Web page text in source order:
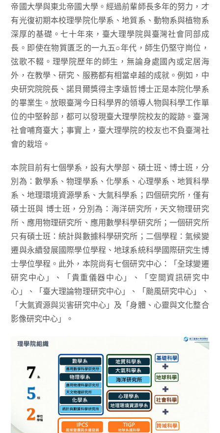
帝國大學與東北帝國大學。經過前輩師長多年的努力，才
有光復初期本校理學院化學系、地質系、動物系與植物系
深厚的基礎。七十年來，臺大理學院與臺灣社會同部成
長。即使在物質匱乏的一九五○年代，師生仍堅守崗位，
弦歌不輟。理學院歷年的師生，無論身處國內或定居海
外，在教學、研究、服務都有相當卓越的成就。例如，中
央研究院院長、諾貝爾獎得主李遠哲博士正是本院化學系
的畢業生。放眼臺灣今日科學界的領導人物與科學工作單
位的中堅幹部，都可以發現臺大理學院校友的蹤跡。臺灣
社會哺育臺大；事實上，臺大理學院的校友也不負臺灣社
會的栽培。
本院目前有七個學系，設有大學部、碩士班、博士班，分
別為：數學系、物理學系、化學系、心理學系、地質科學
系、地理環境資源學系、大氣科學系；四個研究所，僅有
碩士班與 博士班，分別為：海洋研究所，天文物理研究
所、應用物理研究所、應用數學科學研究所；一個研究所
只有碩士班：統計與數據科學研究所；二個學程：氣候變
遷與永續發展國際學位學程、地球系統科學國際研究生博
士學位學程。此外，本院尚有七個研究中心：「全球變遷
研究中心」、「貴重儀器中心」、「空間資訊研究中
心」、「臺大理論物理研究中心」、「颱風研究中心」、
「大氣資源與災害研究中心」及「身體、心靈與文化整合
影像研究中心」。